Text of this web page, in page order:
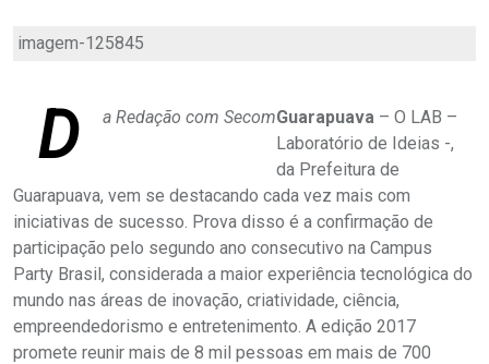
imagem-125845
D a Redação com SecomGuarapuava – O LAB –
Laboratório de Ideias -,
da Prefeitura de
Guarapuava, vem se destacando cada vez mais com
iniciativas de sucesso. Prova disso é a confirmação de
participação pelo segundo ano consecutivo na Campus
Party Brasil, considerada a maior experiência tecnológica do
mundo nas áreas de inovação, criatividade, ciência,
empreendedorismo e entretenimento. A edição 2017
promete reunir mais de 8 mil pessoas em mais de 700